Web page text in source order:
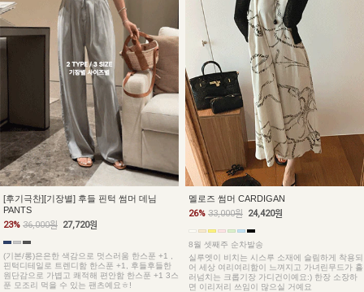
[후기극찬][기장별] 후들 핀턱 썸머 데님
PANTS
23% 36,000원 27,720원
(기본/롱)은은한 색감으로 멋스러움 한스푼 +1 ,
핀턱디테일로 트렌디함 한스푼 +1, 후들후들한
원단감으로 가볍고 쾌적해 편안함 한스푼 +1 3스
푼 모조리 먹을 수 있는 팬츠예요ㅎ!
멜로즈 썸머 CARDIGAN
26% 33,000원 24,420원
8월 셋째주 순차발송
실루엣이 비치는 시스루 소재에 슬림하게 착용되
어 세상 여리여리함이 느껴지고 가녀린무드가 흘
러넘치는 크롭기장 가디건이예요:) 한장 소장하
면 이리저리 쓰임이 많으실 거예요